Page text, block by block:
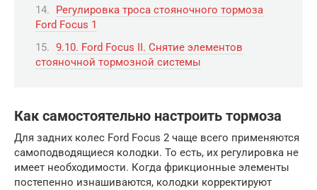
Регулировка троса стояночного тормоза
Ford Focus 1
9.10. Ford Focus II. Снятие элементов
стояночной тормозной системы
Как самостоятельно настроить тормоза
Для задних колес Ford Focus 2 чаще всего применяются
самоподводящиеся колодки. То есть, их регулировка не
имеет необходимости. Когда фрикционные элементы
постепенно изнашиваются, колодки корректируют